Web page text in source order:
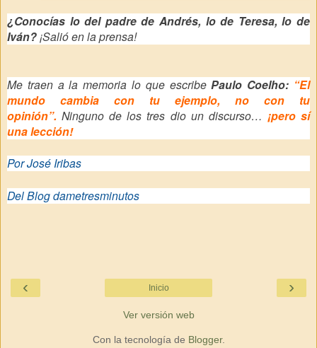
¿Conocías lo del padre de Andrés, lo de Teresa, lo de
Iván? ¡Salió en la prensa!
Me traen a la memoria lo que escribePaulo Coelho: “El
mundo cambia con tu ejemplo, no con tu
opinión”. Ninguno de los tres dio un discurso… ¡pero sí
una lección!
Por José Iribas
Del Blog dametresminutos
‹ ›
Inicio
Ver versión web
Con la tecnología de Blogger.